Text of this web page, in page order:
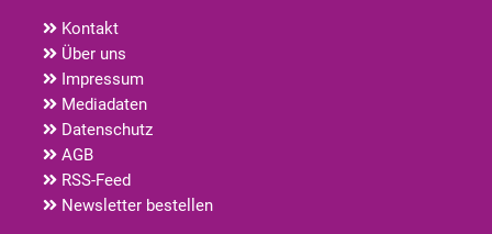
Kontakt
Über uns
Impressum
Mediadaten
Datenschutz
AGB
RSS-Feed
Newsletter bestellen